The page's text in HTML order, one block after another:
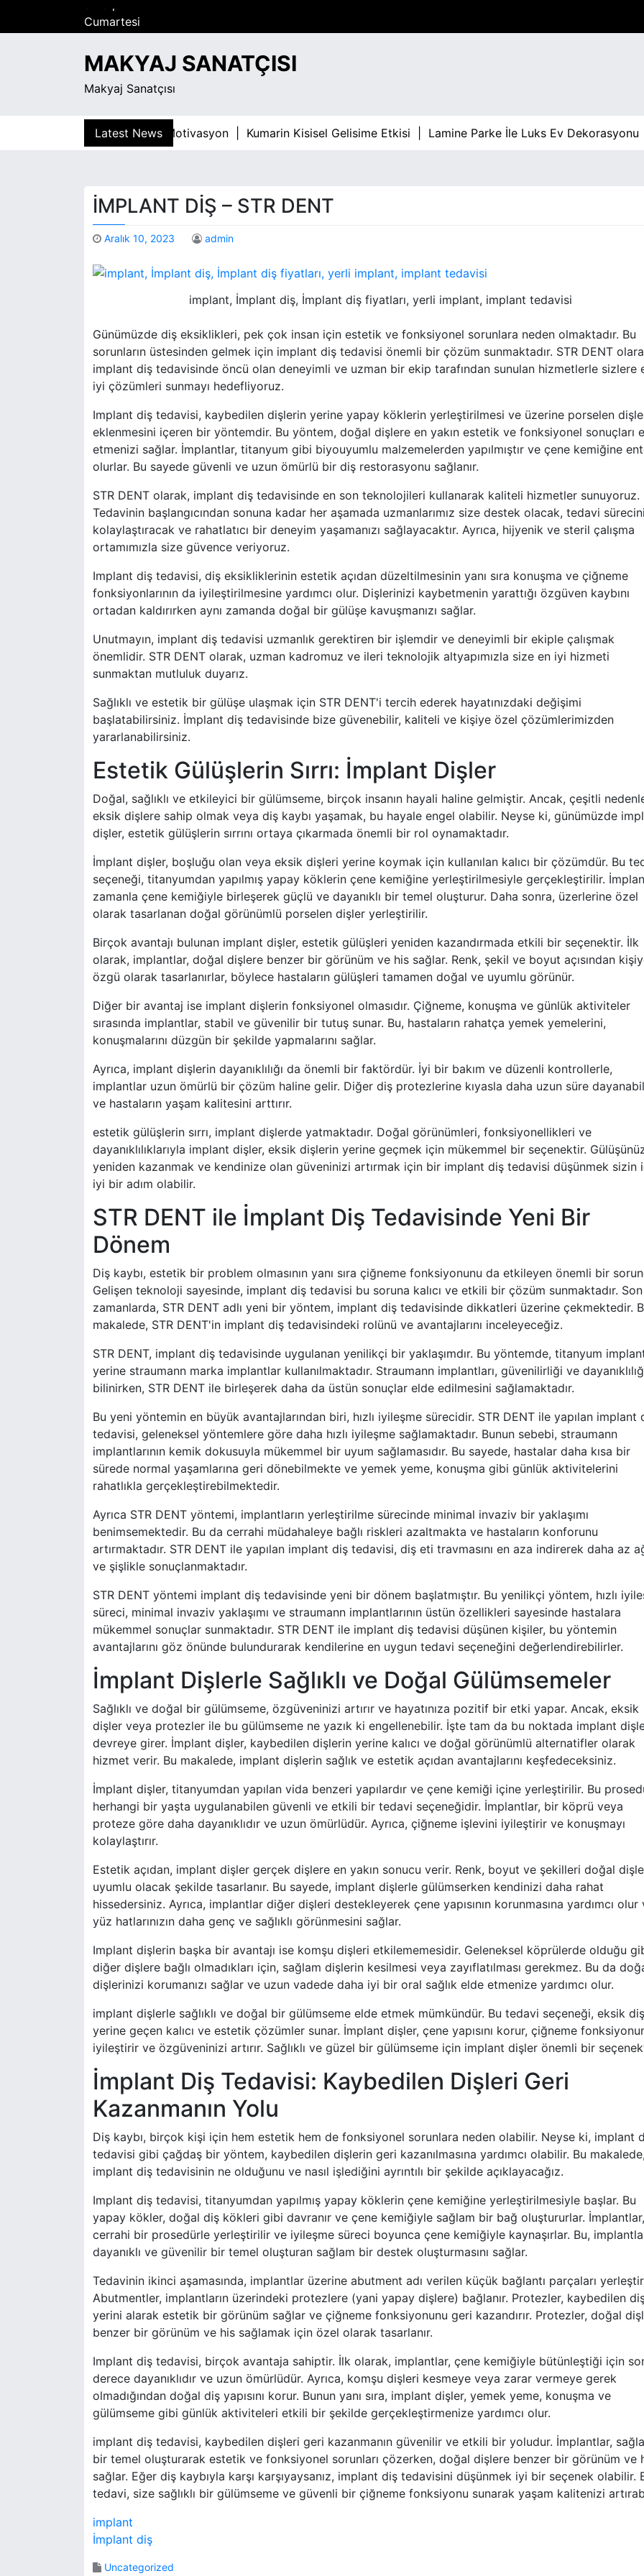
Cumartesi
Ağustos 8, 2026
MAKYAJ SANATÇISI
Makyaj Sanatçısı
Latest News
Mucadelede Motivasyon |Kumarin Kisisel Gelisime Etkisi |Lamine Parke İle Luks Ev Dekorasyonu |
İMPLANT DIŞ – STR DENT
Aralık 10, 2023 admin
implant, İmplant diş, İmplant diş fiyatları, yerli implant, implant tedavisi
Günümüzde diş eksiklikleri, pek çok insan için estetik ve fonksiyonel sorunlara neden olmaktadır. Bu
sorunların üstesinden gelmek için implant diş tedavisi önemli bir çözüm sunmaktadır. STR DENT
implant diş tedavisinde öncü olan deneyimli ve uzman bir ekip tarafından sunulan hizmetlerle sizlere
iyi çözümleri sunmayı hedefliyoruz.
Implant diş tedavisi, kaybedilen dişlerin yerine yapay köklerin yerleştirilmesi ve üzerine porselen
eklenmesini içeren bir yöntemdir. Bu yöntem, doğal dişlere en yakın estetik ve fonksiyonel sonuçları
etmenizi sağlar. İmplantlar, titanyum gibi biyouyumlu malzemelerden yapılmıştır ve çene kemiğine
olurlar. Bu sayede güvenli ve uzun ömürlü bir diş restorasyonu sağlanır.
STR DENT olarak, implant diş tedavisinde en son teknolojileri kullanarak kaliteli hizmetler sunuyoruz.
Tedavinin başlangıcından sonuna kadar her aşamada uzmanlarımız size destek olacak, tedavi sürecini
kolaylaştıracak ve rahatlatıcı bir deneyim yaşamanızı sağlayacaktır. Ayrıca, hijyenik ve steril çalışma
ortamımızla size güvence veriyoruz.
Implant diş tedavisi, diş eksikliklerinin estetik açıdan düzeltilmesinin yanı sıra konuşma ve çiğneme
fonksiyonlarının da iyileştirilmesine yardımcı olur. Dişlerinizi kaybetmenin yarattığı özgüven kaybını
ortadan kaldırırken aynı zamanda doğal bir gülüşe kavuşmanızı sağlar.
Unutmayın, implant diş tedavisi uzmanlık gerektiren bir işlemdir ve deneyimli bir ekiple çalışmak
önemlidir. STR DENT olarak, uzman kadromuz ve ileri teknolojik altyapımızla size en iyi hizmeti
sunmaktan mutluluk duyarız.
Sağlıklı ve estetik bir gülüşe ulaşmak için STR DENT'i tercih ederek hayatınızdaki değişimi
başlatabilirsiniz. İmplant diş tedavisinde bize güvenebilir, kaliteli ve kişiye özel çözümlerimizden
yararlanabilirsiniz.
Estetik Gülüşlerin Sırrı: İmplant Dişler
Doğal, sağlıklı ve etkileyici bir gülümseme, birçok insanın hayali haline gelmiştir. Ancak, çeşitli
eksik dişlere sahip olmak veya diş kaybı yaşamak, bu hayale engel olabilir. Neyse ki, günümüzde
dişler, estetik gülüşlerin sırrını ortaya çıkarmada önemli bir rol oynamaktadır.
İmplant dişler, boşluğu olan veya eksik dişleri yerine koymak için kullanılan kalıcı bir çözümdür. Bu
seçeneği, titanyumdan yapılmış yapay köklerin çene kemiğine yerleştirilmesiyle gerçekleştirilir.
zamanla çene kemiğiyle birleşerek güçlü ve dayanıklı bir temel oluşturur. Daha sonra, üzerlerine özel
olarak tasarlanan doğal görünümlü porselen dişler yerleştirilir.
Birçok avantajı bulunan implant dişler, estetik gülüşleri yeniden kazandırmada etkili bir seçenektir. İlk
olarak, implantlar, doğal dişlere benzer bir görünüm ve his sağlar. Renk, şekil ve boyut açısından
özgü olarak tasarlanırlar, böylece hastaların gülüşleri tamamen doğal ve uyumlu görünür.
Diğer bir avantaj ise implant dişlerin fonksiyonel olmasıdır. Çiğneme, konuşma ve günlük aktiviteler
sırasında implantlar, stabil ve güvenilir bir tutuş sunar. Bu, hastaların rahatça yemek yemelerini,
konuşmalarını düzgün bir şekilde yapmalarını sağlar.
Ayrıca, implant dişlerin dayanıklılığı da önemli bir faktördür. İyi bir bakım ve düzenli kontrollerle,
implantlar uzun ömürlü bir çözüm haline gelir. Diğer diş protezlerine kıyasla daha uzun süre
ve hastaların yaşam kalitesini arttırır.
estetik gülüşlerin sırrı, implant dişlerde yatmaktadır. Doğal görünümleri, fonksiyonellikleri ve
dayanıklılıklarıyla implant dişler, eksik dişlerin yerine geçmek için mükemmel bir seçenektir.
yeniden kazanmak ve kendinize olan güveninizi artırmak için bir implant diş tedavisi düşünmek sizin
iyi bir adım olabilir.
STR DENT ile İmplant Diş Tedavisinde Yeni Bir
Dönem
Diş kaybı, estetik bir problem olmasının yanı sıra çiğneme fonksiyonunu da etkileyen önemli bir
Gelişen teknoloji sayesinde, implant diş tedavisi bu soruna kalıcı ve etkili bir çözüm sunmaktadır. Son
zamanlarda, STR DENT adlı yeni bir yöntem, implant diş tedavisinde dikkatleri üzerine çekmektedir.
makalede, STR DENT'in implant diş tedavisindeki rolünü ve avantajlarını inceleyeceğiz.
STR DENT, implant diş tedavisinde uygulanan yenilikçi bir yaklaşımdır. Bu yöntemde, titanyum
yerine straumann marka implantlar kullanılmaktadır. Straumann implantları, güvenilirliği ve
bilinirken, STR DENT ile birleşerek daha da üstün sonuçlar elde edilmesini sağlamaktadır.
Bu yeni yöntemin en büyük avantajlarından biri, hızlı iyileşme sürecidir. STR DENT ile yapılan implant
tedavisi, geleneksel yöntemlere göre daha hızlı iyileşme sağlamaktadır. Bunun sebebi, straumann
implantlarının kemik dokusuyla mükemmel bir uyum sağlamasıdır. Bu sayede, hastalar daha kısa bir
sürede normal yaşamlarına geri dönebilmekte ve yemek yeme, konuşma gibi günlük aktivitelerini
rahatlıkla gerçekleştirebilmektedir.
Ayrıca STR DENT yöntemi, implantların yerleştirilme sürecinde minimal invaziv bir yaklaşımı
benimsemektedir. Bu da cerrahi müdahaleye bağlı riskleri azaltmakta ve hastaların konforunu
artırmaktadır. STR DENT ile yapılan implant diş tedavisi, diş eti travmasını en aza indirerek daha az
ve şişlikle sonuçlanmaktadır.
STR DENT yöntemi implant diş tedavisinde yeni bir dönem başlatmıştır. Bu yenilikçi yöntem, hızlı
süreci, minimal invaziv yaklaşımı ve straumann implantlarının üstün özellikleri sayesinde hastalara
mükemmel sonuçlar sunmaktadır. STR DENT ile implant diş tedavisi düşünen kişiler, bu yöntemin
avantajlarını göz önünde bulundurarak kendilerine en uygun tedavi seçeneğini değerlendirebilirler.
İmplant Dişlerle Sağlıklı ve Doğal Gülümsemeler
Sağlıklı ve doğal bir gülümseme, özgüveninizi artırır ve hayatınıza pozitif bir etki yapar. Ancak, eksik
dişler veya protezler ile bu gülümseme ne yazık ki engellenebilir. İşte tam da bu noktada implant
devreye girer. İmplant dişler, kaybedilen dişlerin yerine kalıcı ve doğal görünümlü alternatifler olarak
hizmet verir. Bu makalede, implant dişlerin sağlık ve estetik açıdan avantajlarını keşfedeceksiniz.
İmplant dişler, titanyumdan yapılan vida benzeri yapılardır ve çene kemiği içine yerleştirilir. Bu
herhangi bir yaşta uygulanabilen güvenli ve etkili bir tedavi seçeneğidir. İmplantlar, bir köprü veya
proteze göre daha dayanıklıdır ve uzun ömürlüdür. Ayrıca, çiğneme işlevini iyileştirir ve konuşmayı
kolaylaştırır.
Estetik açıdan, implant dişler gerçek dişlere en yakın sonucu verir. Renk, boyut ve şekilleri doğal
uyumlu olacak şekilde tasarlanır. Bu sayede, implant dişlerle gülümserken kendinizi daha rahat
hissedersiniz. Ayrıca, implantlar diğer dişleri destekleyerek çene yapısının korunmasına yardımcı olur
yüz hatlarınızın daha genç ve sağlıklı görünmesini sağlar.
Implant dişlerin başka bir avantajı ise komşu dişleri etkilememesidir. Geleneksel köprülerde olduğu
diğer dişlere bağlı olmadıkları için, sağlam dişlerin kesilmesi veya zayıflatılması gerekmez. Bu da
dişlerinizi korumanızı sağlar ve uzun vadede daha iyi bir oral sağlık elde etmenize yardımcı olur.
implant dişlerle sağlıklı ve doğal bir gülümseme elde etmek mümkündür. Bu tedavi seçeneği, eksik
yerine geçen kalıcı ve estetik çözümler sunar. İmplant dişler, çene yapısını korur, çiğneme
iyileştirir ve özgüveninizi artırır. Sağlıklı ve güzel bir gülümseme için implant dişler önemli bir
İmplant Diş Tedavisi: Kaybedilen Dişleri Geri
Kazanmanın Yolu
Diş kaybı, birçok kişi için hem estetik hem de fonksiyonel sorunlara neden olabilir. Neyse ki, implant
tedavisi gibi çağdaş bir yöntem, kaybedilen dişlerin geri kazanılmasına yardımcı olabilir. Bu makalede,
implant diş tedavisinin ne olduğunu ve nasıl işlediğini ayrıntılı bir şekilde açıklayacağız.
Implant diş tedavisi, titanyumdan yapılmış yapay köklerin çene kemiğine yerleştirilmesiyle başlar. Bu
yapay kökler, doğal diş kökleri gibi davranır ve çene kemiğiyle sağlam bir bağ oluştururlar. İmplantlar,
cerrahi bir prosedürle yerleştirilir ve iyileşme süreci boyunca çene kemiğiyle kaynaşırlar. Bu,
dayanıklı ve güvenilir bir temel oluşturan sağlam bir destek oluşturmasını sağlar.
Tedavinin ikinci aşamasında, implantlar üzerine abutment adı verilen küçük bağlantı parçaları
Abutmentler, implantların üzerindeki protezlere (yani yapay dişlere) bağlanır. Protezler, kaybedilen
yerini alarak estetik bir görünüm sağlar ve çiğneme fonksiyonunu geri kazandırır. Protezler, doğal
benzer bir görünüm ve his sağlamak için özel olarak tasarlanır.
Implant diş tedavisi, birçok avantaja sahiptir. İlk olarak, implantlar, çene kemiğiyle bütünleştiği için
derece dayanıklıdır ve uzun ömürlüdür. Ayrıca, komşu dişleri kesmeye veya zarar vermeye gerek
olmadığından doğal diş yapısını korur. Bunun yanı sıra, implant dişler, yemek yeme, konuşma ve
gülümseme gibi günlük aktiviteleri etkili bir şekilde gerçekleştirmenize yardımcı olur.
implant diş tedavisi, kaybedilen dişleri geri kazanmanın güvenilir ve etkili bir yoludur. İmplantlar,
bir temel oluşturarak estetik ve fonksiyonel sorunları çözerken, doğal dişlere benzer bir görünüm ve
sağlar. Eğer diş kaybıyla karşı karşıyaysanız, implant diş tedavisini düşünmek iyi bir seçenek olabilir.
tedavi, size sağlıklı bir gülümseme ve güvenli bir çiğneme fonksiyonu sunarak yaşam kalitenizi
implant
İmplant diş
Uncategorized